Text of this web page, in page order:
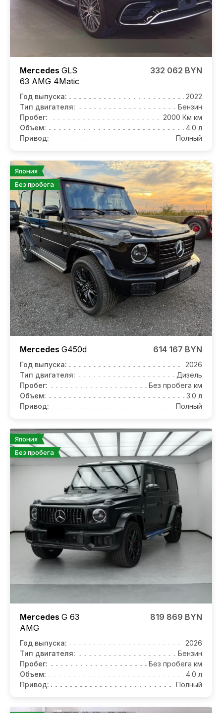
Mercedes GLS
63 AMG 4Matic
332 062 BYN
Год выпуска:
2022
Тип двигателя:
Бензин
Пробег:
2000 Км км
Объем:
4.0 л
Привод:
Полный
Япония
Без пробега
Mercedes G450d 614 167 BYN
Год выпуска:
2026
Тип двигателя:
Дизель
Пробег:
Без пробега км
Объем:
3.0 л
Привод:
Полный
Япония
Без пробега
Mercedes G 63
AMG
819 869 BYN
Год выпуска:
2026
Тип двигателя:
Бензин
Пробег:
Без пробега км
Объем:
4.0 л
Привод:
Полный